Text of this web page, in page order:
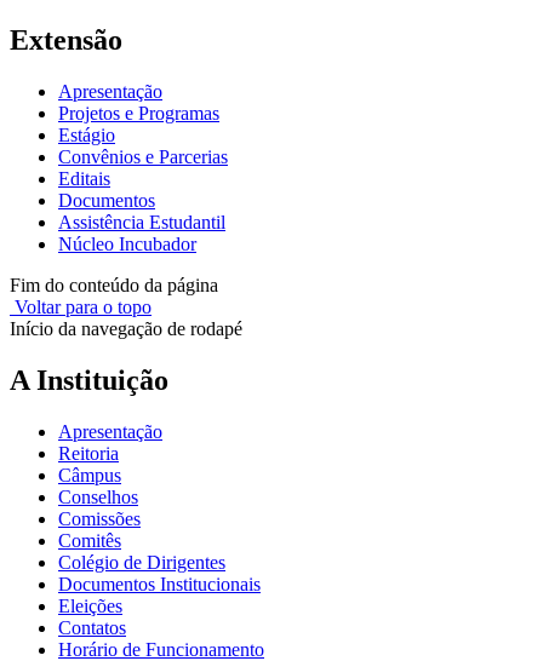
Extensão
Apresentação
Projetos e Programas
Estágio
Convênios e Parcerias
Editais
Documentos
Assistência Estudantil
Núcleo Incubador
Fim do conteúdo da página
Voltar para o topo
Início da navegação de rodapé
A Instituição
Apresentação
Reitoria
Câmpus
Conselhos
Comissões
Comitês
Colégio de Dirigentes
Documentos Institucionais
Eleições
Contatos
Horário de Funcionamento